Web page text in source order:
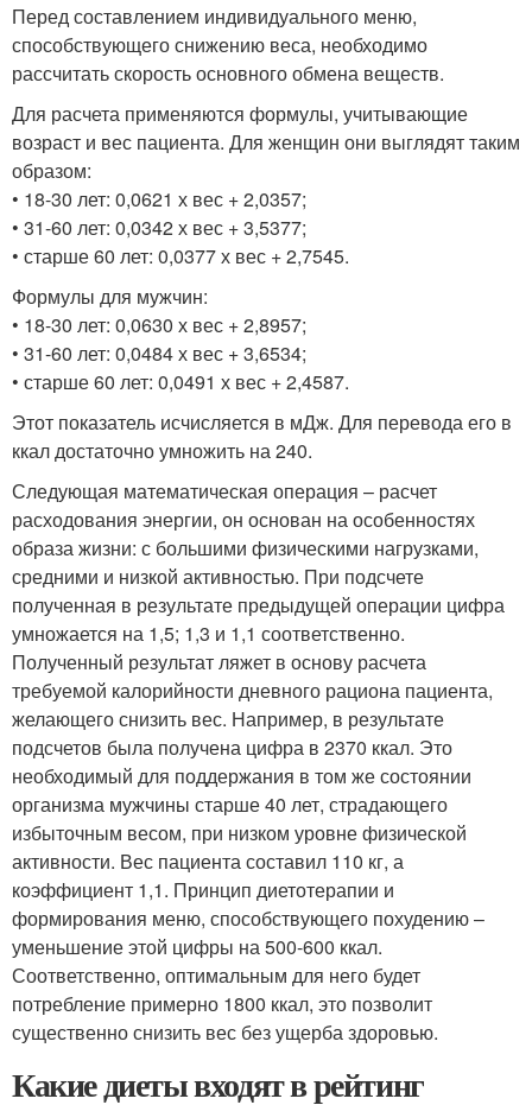
Перед составлением индивидуального меню,
способствующего снижению веса, необходимо
рассчитать скорость основного обмена веществ.
Для расчета применяются формулы, учитывающие
возраст и вес пациента. Для женщин они выглядят таким
образом:
• 18-30 лет: 0,0621 х вес + 2,0357;
• 31-60 лет: 0,0342 х вес + 3,5377;
• старше 60 лет: 0,0377 х вес + 2,7545.
Формулы для мужчин:
• 18-30 лет: 0,0630 х вес + 2,8957;
• 31-60 лет: 0,0484 х вес + 3,6534;
• старше 60 лет: 0,0491 х вес + 2,4587.
Этот показатель исчисляется в мДж. Для перевода его в
ккал достаточно умножить на 240.
Следующая математическая операция – расчет
расходования энергии, он основан на особенностях
образа жизни: с большими физическими нагрузками,
средними и низкой активностью. При подсчете
полученная в результате предыдущей операции цифра
умножается на 1,5; 1,3 и 1,1 соответственно.
Полученный результат ляжет в основу расчета
требуемой калорийности дневного рациона пациента,
желающего снизить вес. Например, в результате
подсчетов была получена цифра в 2370 ккал. Это
необходимый для поддержания в том же состоянии
организма мужчины старше 40 лет, страдающего
избыточным весом, при низком уровне физической
активности. Вес пациента составил 110 кг, а
коэффициент 1,1. Принцип диетотерапии и
формирования меню, способствующего похудению –
уменьшение этой цифры на 500-600 ккал.
Соответственно, оптимальным для него будет
потребление примерно 1800 ккал, это позволит
существенно снизить вес без ущерба здоровью.
Какие диеты входят в рейтинг